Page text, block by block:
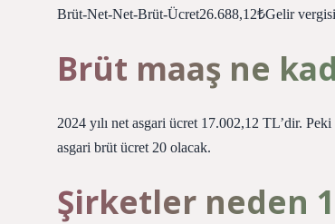
Brüt-Net-Net-Brüt-Ücret26.688,12₺Gelir
Brüt maaş ne
2024 yılı net asgari ücret 17.002,12 TL’dir.
asgari brüt ücret 20 olacak.
Şirketler neden